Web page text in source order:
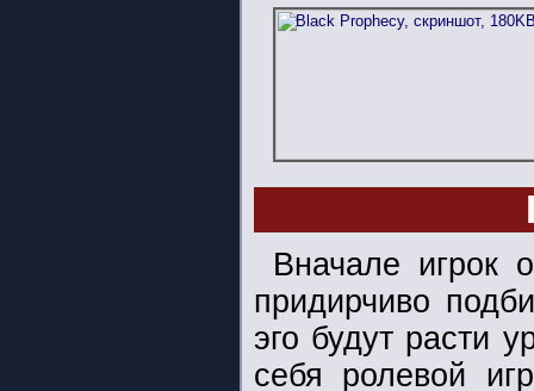
Вначале игрок
придирчиво
эго будут расти
себя ролевой